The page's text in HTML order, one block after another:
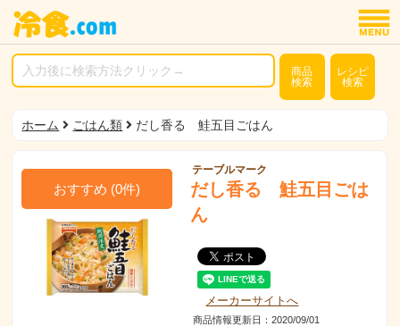
商品
検索
レシピ
検索
ホーム ごはん類 だし香る 鮭五目ごはん
おすすめ (0件)
テーブルマーク
だし香る 鮭五目ごは
ん
メーカーサイトへ
商品情報更新日：2020/09/01